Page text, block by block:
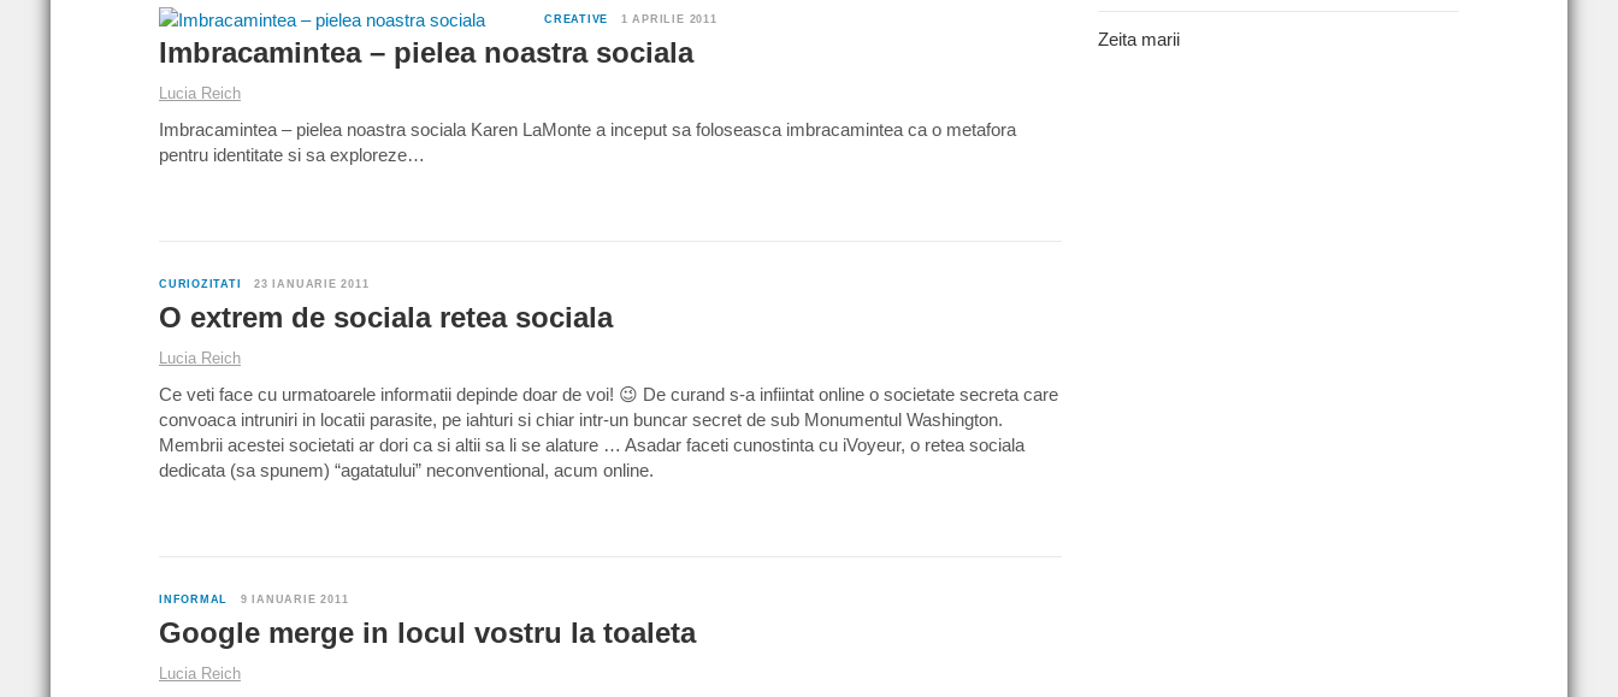
CREATIVE 1 APRILIE 2011
Imbracamintea – pielea noastra sociala
Lucia Reich
Imbracamintea – pielea noastra sociala Karen LaMonte a inceput sa foloseasca imbracamintea ca o metafora
pentru identitate si sa exploreze…
CURIOZITATI 23 IANUARIE 2011
O extrem de sociala retea sociala
Lucia Reich
Ce veti face cu urmatoarele informatii depinde doar de voi! 😉 De curand s-a infiintat online o societate secreta care
convoaca intruniri in locatii parasite, pe iahturi si chiar intr-un buncar secret de sub Monumentul Washington.
Membrii acestei societati ar dori ca si altii sa li se alature … Asadar faceti cunostinta cu iVoyeur, o retea sociala
dedicata (sa spunem) “agatatului” neconventional, acum online.
INFORMAL 9 IANUARIE 2011
Google merge in locul vostru la toaleta
Lucia Reich
Zeita marii